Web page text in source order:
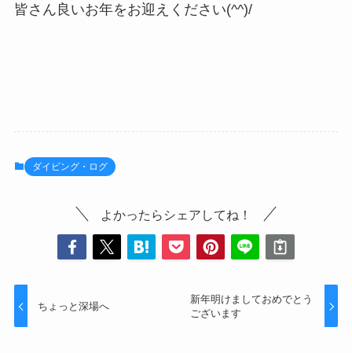
皆さん良いお年をお迎えください(^^)/
ダイビング・ログ
よかったらシェアしてね！
ちょっと深場へ
新年明けましておめでとう
ございます